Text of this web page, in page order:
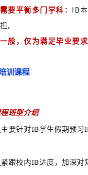
要平衡多门学科： IB
。
般，仅为满足毕业要求
训课程
班型介绍
主要针对IB学生假期预习
紧跟校内IB进度，加深对